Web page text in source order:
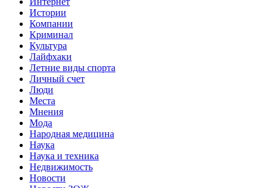
Истории
Компании
Криминал
Культура
Лайфхаки
Летние виды спорта
Личный счет
Люди
Места
Мнения
Мода
Народная медицина
Наука
Наука и техника
Недвижимость
Новости